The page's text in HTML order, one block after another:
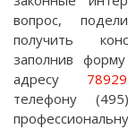
вопрос,
получить
заполнив
адресу
телефону